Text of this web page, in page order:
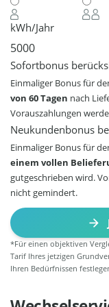
kWh/Jahr
Sofortbonus
Einmaliger Bonus für
von 60 Tagen nach
Vorauszahlungen
Neukundenbonus
Einmaliger Bonus für
einem vollen
gutgeschrieben wird.
nicht gemindert.
*Für einen objektiven
Tarif Ihres jetzigen
Ihren Bedürfnissen